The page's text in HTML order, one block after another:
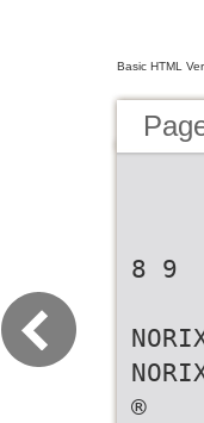
Basic HTML
8 9
®